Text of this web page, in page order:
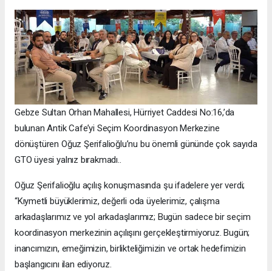
Gebze Sultan Orhan Mahallesi, Hürriyet Caddesi No:16,’da
bulunan Antik Cafe’yi Seçim Koordinasyon Merkezine
dönüştüren Oğuz Şerifalioğlu’nu bu önemli gününde çok sayıda
GTO üyesi yalnız bırakmadı..
Oğuz Şerifalioğlu açılış konuşmasında şu ifadelere yer verdi;
“Kıymetli büyüklerimiz, değerli oda üyelerimiz, çalışma
arkadaşlarımız ve yol arkadaşlarımız; Bugün sadece bir seçim
koordinasyon merkezinin açılışını gerçekleştirmiyoruz. Bugün;
inancımızın, emeğimizin, birlikteliğimizin ve ortak hedefimizin
başlangıcını ilan ediyoruz.